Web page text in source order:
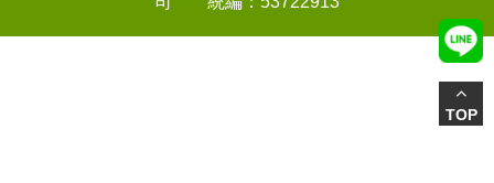
TOP